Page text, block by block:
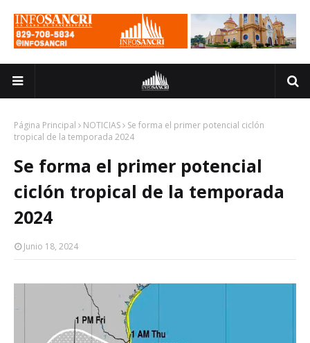
Página Principal NOTICIAS
Se forma el primer potencial ciclón
tropical de la temporada 2024
Se forma el primer potencial
ciclón tropical de la temporada
2024
Junio 18, 2024